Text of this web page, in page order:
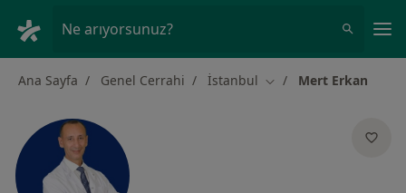
Ne arıyorsunuz?
Ana Sayfa Genel Cerrahi İstanbul Şehir değiştir
Mert Erkan